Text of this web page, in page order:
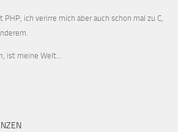
ich verirre mich aber auch schon mal zu C,
ist meine Welt...